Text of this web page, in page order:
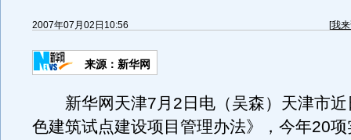
2007年07月02日10:56 [我
来源：新华网
新华网天津7月2日电（吴森）天津市近
色建筑试点建设项目管理办法》，今年20